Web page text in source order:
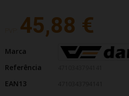
45,88 €
Marca
Referência
EAN13